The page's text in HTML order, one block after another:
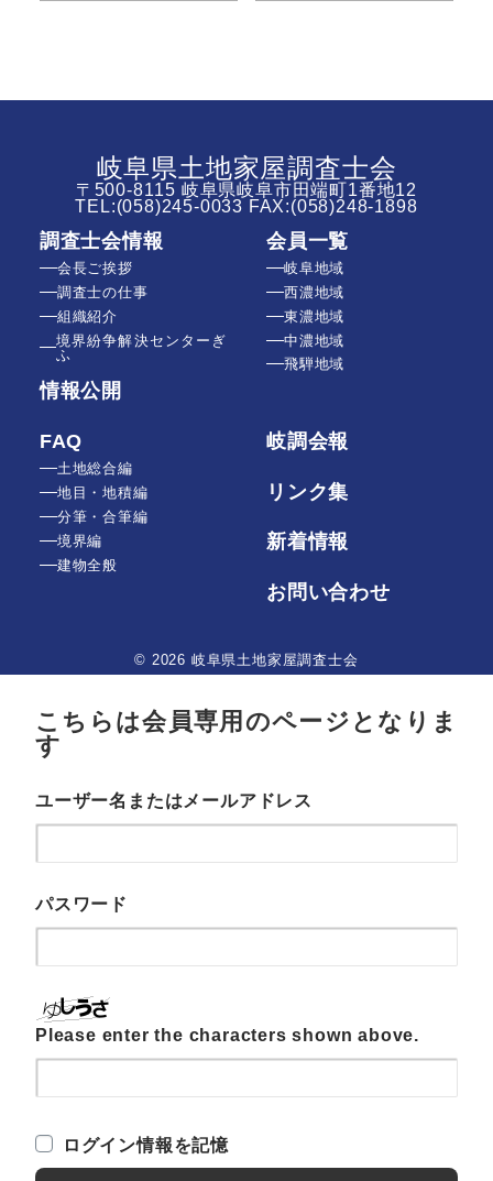
岐阜県土地家屋調査士会
〒500-8115 岐阜県岐阜市田端町1番地12
TEL:(058)245-0033 FAX:(058)248-1898
調査士会情報
会長ご挨拶
調査士の仕事
組織紹介
境界紛争解決センターぎ
ふ
情報公開
FAQ
土地総合編
地目・地積編
分筆・合筆編
境界編
建物全般
会員一覧
岐阜地域
西濃地域
東濃地域
中濃地域
飛騨地域
岐調会報
リンク集
新着情報
お問い合わせ
© 2026 岐阜県土地家屋調査士会
こちらは会員専用のページとなりま
す
ユーザー名またはメールアドレス
パスワード
Please enter the characters shown above.
ログイン情報を記憶